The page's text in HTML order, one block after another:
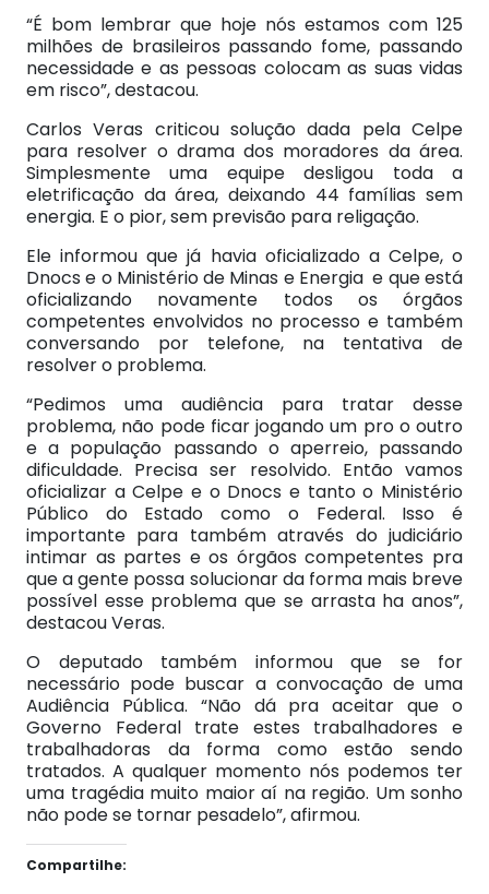
“É bom lembrar que hoje nós estamos com 125
milhões de brasileiros passando fome, passando
necessidade e as pessoas colocam as suas vidas
em risco”, destacou.
Carlos Veras criticou solução dada pela Celpe
para resolver o drama dos moradores da área.
Simplesmente uma equipe desligou toda a
eletrificação da área, deixando 44 famílias sem
energia. E o pior, sem previsão para religação.
Ele informou que já havia oficializado a Celpe, o
Dnocs e o Ministério de Minas e Energia e que está
oficializando novamente todos os órgãos
competentes envolvidos no processo e também
conversando por telefone, na tentativa de
resolver o problema.
“Pedimos uma audiência para tratar desse
problema, não pode ficar jogando um pro o outro
e a população passando o aperreio, passando
dificuldade. Precisa ser resolvido. Então vamos
oficializar a Celpe e o Dnocs e tanto o Ministério
Público do Estado como o Federal. Isso é
importante para também através do judiciário
intimar as partes e os órgãos competentes pra
que a gente possa solucionar da forma mais breve
possível esse problema que se arrasta ha anos”,
destacou Veras.
O deputado também informou que se for
necessário pode buscar a convocação de uma
Audiência Pública. “Não dá pra aceitar que o
Governo Federal trate estes trabalhadores e
trabalhadoras da forma como estão sendo
tratados. A qualquer momento nós podemos ter
uma tragédia muito maior aí na região. Um sonho
não pode se tornar pesadelo”, afirmou.
Compartilhe: